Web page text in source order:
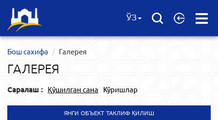
Open
ЎЗ
Бош сахифа Галерея
ГАЛЕРЕЯ
Саралаш : Қўшилган сана Кўришлар
ЯНГИ ОБЪЕКТ ТАКЛИФ ҚИЛИШ